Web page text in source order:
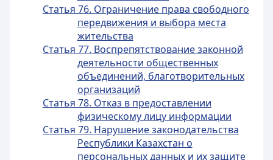
Статья 76. Ограничение права свободного
передвижения и выбора места
жительства
Статья 77. Воспрепятствование законной
деятельности общественных
объединений, благотворительных
организаций
Статья 78. Отказ в предоставлении
физическому лицу информации
Статья 79. Нарушение законодательства
Республики Казахстан о
персональных данных и их защите